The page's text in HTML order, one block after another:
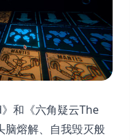
和《六角疑云The
脑熔解、自我毁灭般